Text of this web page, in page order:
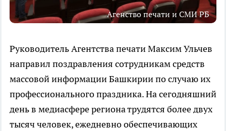
Агенство печати и СМИ РБ
Руководитель Агентства печати Максим Ульчев
направил поздравления сотрудникам средств
массовой информации Башкирии по случаю их
профессионального праздника. На сегодняшний
день в медиасфере региона трудятся более двух
тысяч человек, ежедневно обеспечивающих